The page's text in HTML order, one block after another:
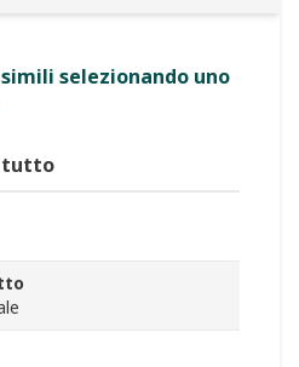
selezionando uno
tutto